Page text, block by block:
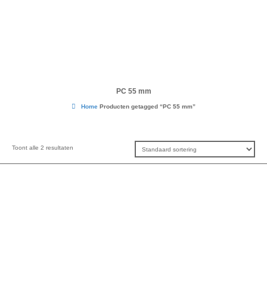
PC 55 mm
Home Producten getagged “PC 55 mm”
Toont alle 2 resultaten